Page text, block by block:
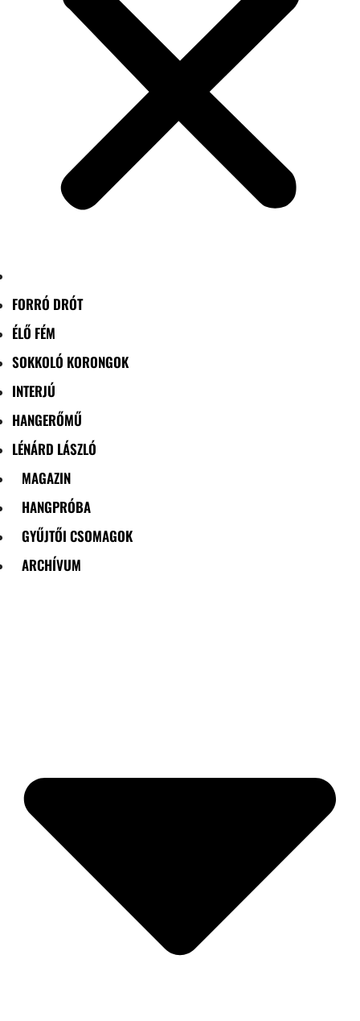
FORRÓ DRÓT
ÉLŐ FÉM
SOKKOLÓ KORONGOK
INTERJÚ
HANGERŐMŰ
LÉNÁRD LÁSZLÓ
MAGAZIN
HANGPRÓBA
GYŰJTŐI CSOMAGOK
ARCHÍVUM